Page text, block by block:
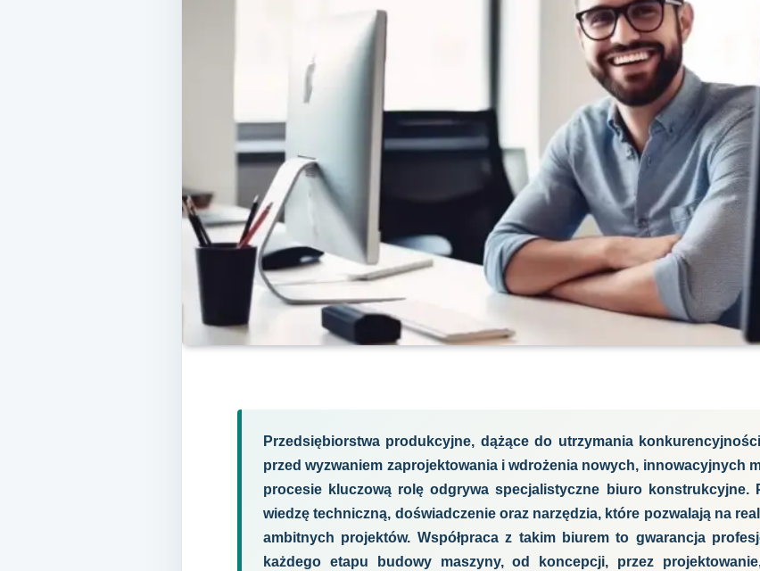
Przedsiębiorstwa produkcyjne, dążące do utrzymania
przed wyzwaniem zaprojektowania i wdrożenia nowych, innowacyjnych
procesie kluczową rolę odgrywa specjalistyczne biuro konstrukcyjne.
wiedzę techniczną, doświadczenie oraz narzędzia, które pozwalają na
ambitnych projektów. Współpraca z takim biurem to gwarancja
każdego etapu budowy maszyny, od koncepcji, przez